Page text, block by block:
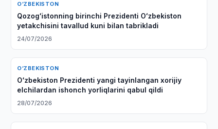
O‘ZBEKISTON
Qozogʻistonning birinchi Prezidenti Oʻzbekiston
yetakchisini tavallud kuni bilan tabrikladi
24/07/2026
O‘ZBEKISTON
Oʻzbekiston Prezidenti yangi tayinlangan xorijiy
elchilardan ishonch yorliqlarini qabul qildi
28/07/2026